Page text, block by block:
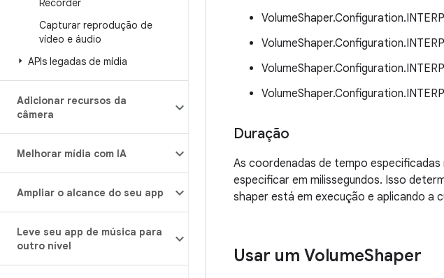
Recorder
Capturar reprodução de
vídeo e áudio
APIs legadas de mídia
Adicionar recursos da
câmera
Melhorar mídia com IA
Ampliar o alcance do seu app
Leve seu app de música para
outro nível
Duração
As coordenadas de tempo
especificar em milissegundos. Isso
shaper está em execução e aplicando a
Usar um VolumeShaper